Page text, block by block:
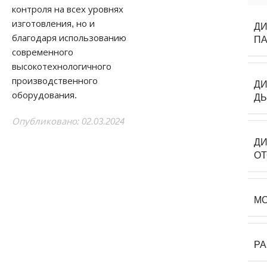
контроля на всех уровнях
изготовления, но и
благодаря использованию
современного
высокотехнологичного
производственного
оборудования.
Опубликовано: 02.03.2024